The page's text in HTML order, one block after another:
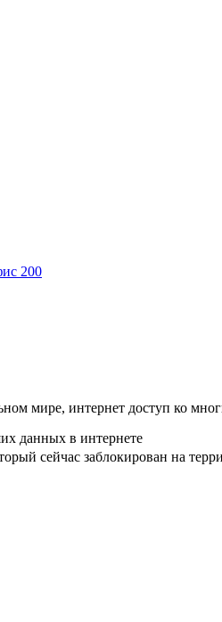
200
мире, интернет доступ ко
данных в интернете
сейчас заблокирован на